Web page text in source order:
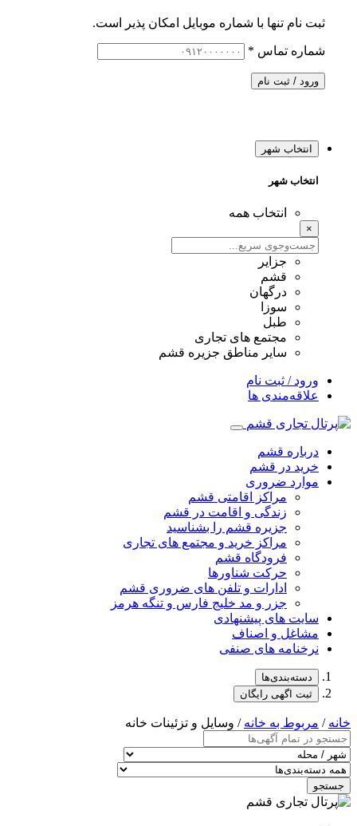
ثبت نام تنها با شماره موبایل امکان پذیر است.
شماره تماس *
ورود / ثبت نام
انتخاب شهر
انتخاب شهر
انتخاب همه
×
جزایر
قشم
درگهان
سوزا
طبل
مجتمع های تجاری
سایر مناطق جزیره قشم
ورود / ثبت نام
علاقه‌مندی ها
درباره قشم
خرید در قشم
موارد ضروری
مراکز اقامتی قشم
زندگی و اقامت در قشم
جزیره قشم را بشناسید
مراکز خرید و مجتمع های تجاری
فرودگاه قشم
حرکت شناورها
ادارات و تلفن های ضروری قشم
جزر و مد خلیج فارس و تنگه هرمز
سایت های پیشنهادی
مشاغل و اصناف
نرخنامه های صنفی
دسته‌بندی‌ها
ثبت اگهی رایگان
خانه / مربوط به خانه / وسایل و تزئینات خانه
جستجو